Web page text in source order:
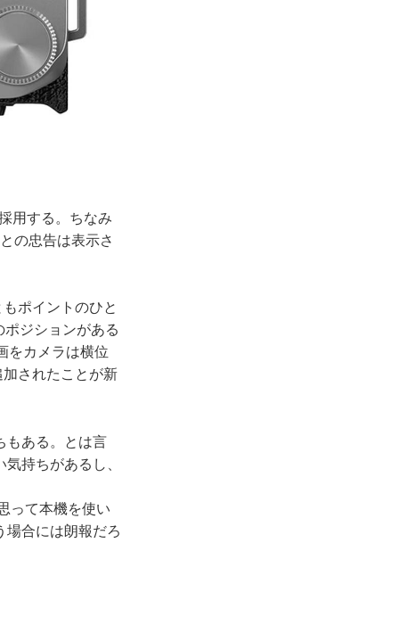
用する。ちなみ
の忠告は表示さ
ポイントのひと
ジションがある
をカメラは横位
されたことが新
もある。とは言
持ちがあるし、
って本機を使い
合には朗報だろ